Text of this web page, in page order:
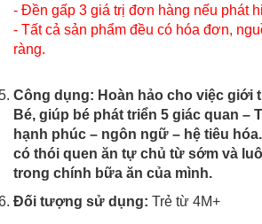
- Đền gấp 3 giá trị đơn hàng nếu phát
- Tất cả sản phẩm đều có hóa đơn,
ràng.
Công dụng: Hoàn hảo cho việc giới
Bé, giúp bé phát triển 5 giác quan –
hạnh phúc – ngôn ngữ – hệ tiêu
có thói quen ăn tự chủ từ sớm và
trong chính bữa ăn của mình.
Đối tượng sử dụng: Trẻ từ 4M+